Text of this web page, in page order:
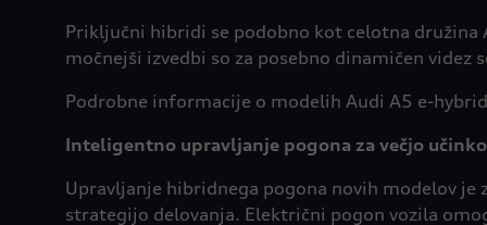
Priključni hibridi se podobno kot celotna družina
močnejši izvedbi so za posebno dinamičen
Podrobne informacije o modelih Audi A5 e-
Inteligentno upravljanje pogona za večjo
Upravljanje hibridnega pogona novih modelov
strategijo delovanja. Električni pogon vozila